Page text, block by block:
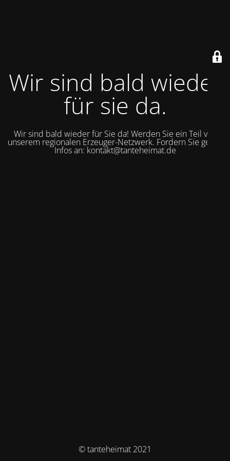
Wir sind bald wieder
für sie da.
Wir sind bald wieder für Sie da! Werden Sie ein Teil von
unserem regionalen Erzeuger-Netzwerk. Fordern Sie gerne
Infos an: kontakt@tanteheimat.de
© tanteheimat 2021